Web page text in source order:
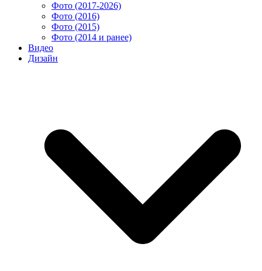
Фото (2017-2026)
Фото (2016)
Фото (2015)
Фото (2014 и ранее)
Видео
Дизайн